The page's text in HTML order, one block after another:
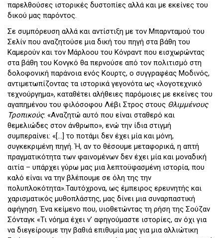
παρελθούσες ιστορικές δυστοπίες αλλά και με εκείνες του
δικού μας παρόντος.
Σε συμπόρευση αλλά και αντίστιξη με τον Μπαρνταμού του
Σελίν που αναζητούσε μια δική του πηγή στα βάθη του
Καμερούν και τον Μάρλοου του Κόνραντ που εισχωρώντας
στα βάθη του Κονγκό θα περνούσε από τον πολιτισμό στη
δολοφονική παράνοια ενός Κουρτς, ο συγγραφέας Μοδινός,
αντιμετωπίζοντας τα ιστορικά γεγονότα ως «λογοτεχνικό
τεχνούργημα», καταθέτει αλήθειες παρόμοιες με εκείνες του
αγαπημένου του φιλόσοφου Λέβι Στρος στους Θλιμμένους
Τροπικούς: «Αναζητώ αυτό που είναι σταθερό και
θεμελιώδες στον άνθρωπο», ενώ την ίδια στιγμή
συμπεραίνει: «[…] το ποτάμι δεν έχει μία και μόνη,
συγκεκριμένη πηγή. Ή, αν το θέσουμε μεταφορικά, η απτή
πραγματικότητα των φαινομένων δεν έχει μία και μοναδική
αιτία – υπάρχει γύρω μας μια λεπτοϋφασμένη ιστορία, που
καλό είναι να την βλέπουμε σε όλη της την
πολυπλοκότητα».Ταυτόχρονα, ως έμπειρος ερευνητής και
χαρισματικός μυθοπλάστης, μας δίνει μια συναρπαστική
αφήγηση. Ένα κείμενο που, υιοθετώντας τη ρήση της Σούζαν
Σόνταγκ «Τι νόημα έχει ν’ αφηγούμαστε ιστορίες, αν όχι για
να διεγείρουμε την βαθιά επιθυμία μας για μια αλλιώτικη